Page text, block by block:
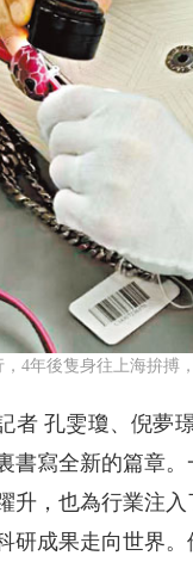
，4年後隻身往上海拚
者 孔雯瓊、倪
書寫全新的篇章
升，也為行業注
研成果走向世界